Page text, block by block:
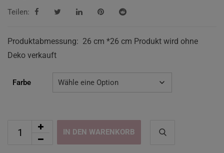
Teilen:
Produktabmessung: 26 cm *26 cm Produkt wird ohne
Deko verkauft
Farbe
IN DEN WARENKORB